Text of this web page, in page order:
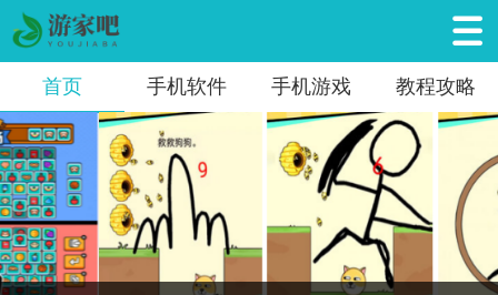
首页 手机软件 手机游戏 教程攻略